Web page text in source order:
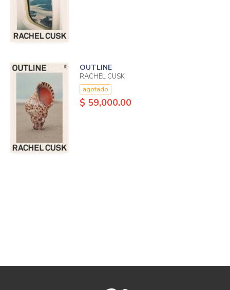
OUTLINE
RACHEL CUSK
agotado
$ 59,000.00